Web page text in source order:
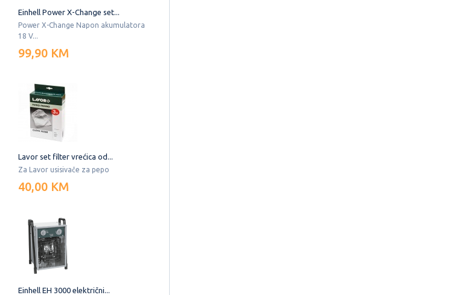
Einhell Power X-Change set...
Power X-Change Napon akumulatora
18 V...
99,90 KM
Lavor set filter vrećica od...
Za Lavor usisivače za pepo
40,00 KM
Einhell EH 3000 električni...